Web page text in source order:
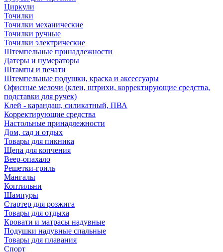
Циркули
Точилки
Точилки механические
Точилки ручные
Точилки электрические
Штемпельные принадлежности
Датеры и нумераторы
Штампы и печати
Штемпельные подушки, краска и аксессуары
Офисные мелочи (клеи, штрихи, корректирующие средства,
подставки для ручек)
Клей - карандаш, силикатный, ПВА
Корректирующие средства
Настольные принадлежности
Дом, сад и отдых
Товары для пикника
Щепа для копчения
Веер-опахало
Решетки-гриль
Мангалы
Коптильни
Шампуры
Стартер для розжига
Товары для отдыха
Кровати и матрасы надувные
Подушки надувные спальные
Товары для плавания
Спорт